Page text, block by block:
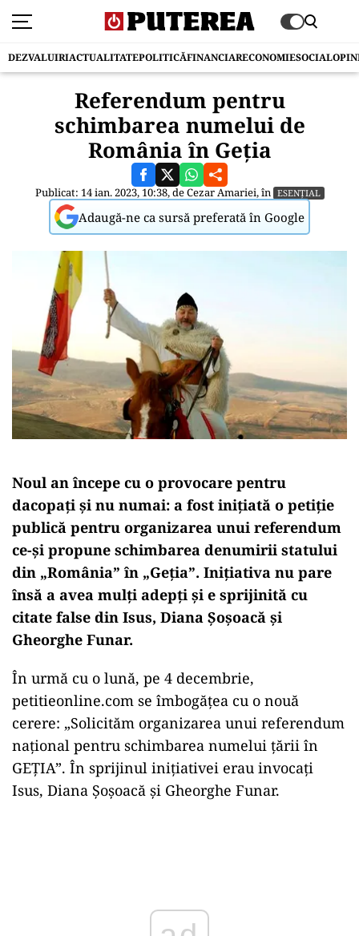
DEZVALUIRIACTUALITATEPOLITICĂFINANCIARECONOMIESOCIAL
Referendum pentru
schimbarea numelui de
România în Geția
Publicat: 14 ian. 2023, 10:38, deCezar Amariei, în ESENȚIAL
Adaugă-ne ca sursă preferată în Google
Noul an începe cu o provocare pentru
dacopați și nu numai: a fost inițiată o petiție
publică pentru organizarea unui referendum
ce-și propune schimbarea denumirii statului
din „România” în „Geția”. Inițiativa nu pare
însă a avea mulți adepți și e sprijinită cu
citate false din Isus, Diana Șoșoacă și
Gheorghe Funar.
În urmă cu o lună, pe 4 decembrie,
petitieonline.com se îmbogățea cu o nouă
cerere: „Solicităm organizarea unui referendum
național pentru schimbarea numelui țării în
GEȚIA”. În sprijinul inițiativei erau invocați
Isus, Diana Șoșoacă și Gheorghe Funar.